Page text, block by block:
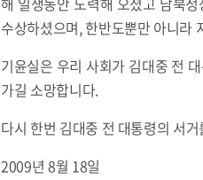
수상하셨으며, 한반도뿐만 아니라
기윤실은 우리 사회가 김대중 전
가길 소망합니다.
다시 한번 김대중 전 대통령의 서
2009년 8월 18일